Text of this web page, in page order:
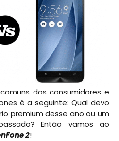
dos consumidores e
é a seguinte: Qual devo
premium desse ano ou um
Então vamos ao
2!